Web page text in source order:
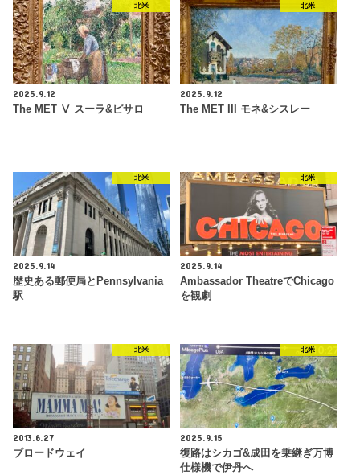
北米
2025.9.12
The MET Ⅴ スーラ&ピサロ
北米
2025.9.12
The MET III モネ&シスレー
北米
2025.9.14
歴史ある郵便局とPennsylvania
駅
北米
2025.9.14
Ambassador TheatreでChicago
を観劇
北米
2013.6.27
ブロードウェイ
北米
2025.9.15
復路はシカゴ&成田を乗継ぎ万博
仕様機で伊丹へ